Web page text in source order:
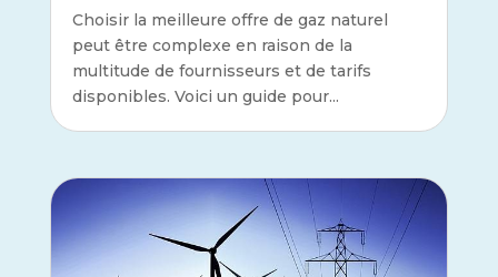
Choisir la meilleure offre de gaz naturel
peut être complexe en raison de la
multitude de fournisseurs et de tarifs
disponibles. Voici un guide pour...